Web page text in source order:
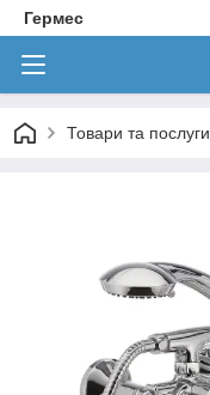
Гермес
Товари та послуги